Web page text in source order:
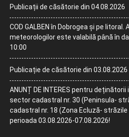
Publicații de căsătorie din 04.08.2026
COD GALBEN în Dobrogea și pe litoral.
meteorologilor este valabilă până în
10:00
Publicație de căsătorie din 03.08.2026
ANUNȚ DE INTERES pentru
sector cadastral nr. 30 (Peninsula-
cadastral nr. 18 (Zona Ecluză- străzile
perioada 03.08.2026-07.08.2026!